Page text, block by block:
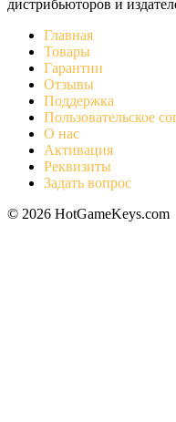
дистрибьюторов и
Главная
Товары
Гарантии
Отзывы
Поддержка
Пользовательское
О нас
Активация
Реквизиты
Задать вопрос
© 2026 HotGameKeys.com